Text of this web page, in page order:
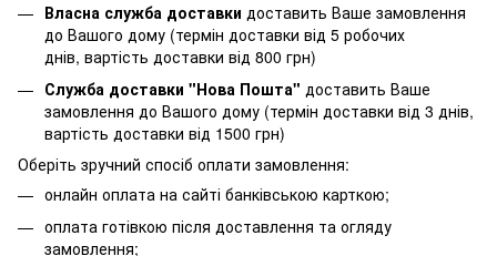
Власна служба доставки доставить Ваше замовлення
до Вашого дому (термін доставки від 5 робочих
днів, вартість доставки від 800 грн)
Служба доставки "Нова Пошта" доставить Ваше
замовлення до Вашого дому (термін доставки від 3 днів,
вартість доставки від 1500 грн)
Оберіть зручний спосіб оплати замовлення:
онлайн оплата на сайті банківською карткою;
оплата готівкою після доставлення та огляду
замовлення;